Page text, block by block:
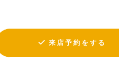
来店予約をする